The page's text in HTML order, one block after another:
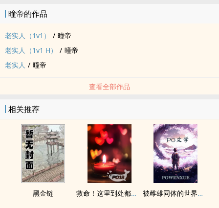
曈帝的作品
老实人（1v1） / 曈帝
老实人（1v1 H）
/ 曈帝
老实人 / 曈帝
查看全部作品
相关推荐
黑金链 救命！这里到处都是阴暗批（西幻NPH） 被雌雄同体的世界爆炒了（玄幻nph）